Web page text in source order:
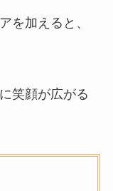
を加えると、
笑顔が広がる